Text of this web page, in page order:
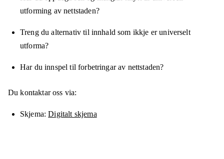
utforming av nettstaden?
Treng du alternativ til innhald som ikkje er universelt
utforma?
Har du innspel til forbetringar av nettstaden?
Du kontaktar oss via:
Skjema Digitalt skjema